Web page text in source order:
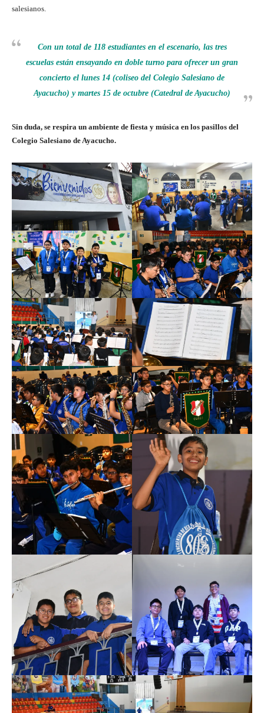
salesianos.
Con un total de 118 estudiantes en el escenario, las tres
escuelas están ensayando en doble turno para ofrecer un gran
concierto el lunes 14 (coliseo del Colegio Salesiano de
Ayacucho) y martes 15 de octubre (Catedral de Ayacucho)
Sin duda, se respira un ambiente de fiesta y música en los pasillos del
Colegio Salesiano de Ayacucho.